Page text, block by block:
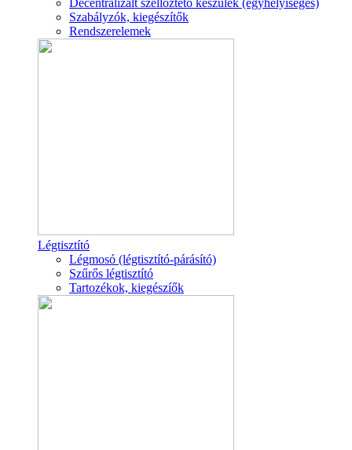
Decentralizált szellőztető készülék (egyhelyiséges)
Szabályzók, kiegészítők
Rendszerelemek
Légtisztító
Légmosó (légtisztító-párásító)
Szűrős légtisztító
Tartozékok, kiegészíők